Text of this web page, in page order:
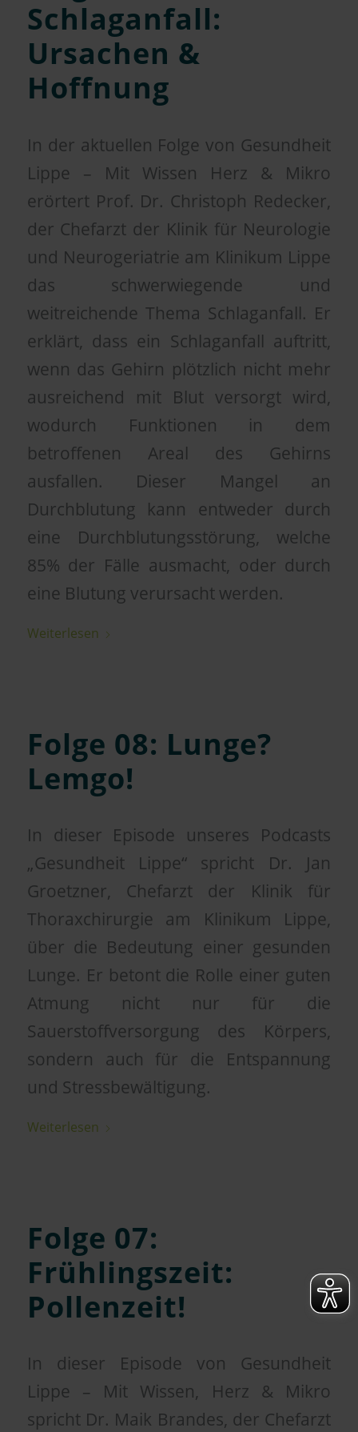
Schlaganfall:
Ursachen &
Hoffnung
In der aktuellen Folge von Gesundheit
Lippe – Mit Wissen Herz & Mikro
erörtert Prof. Dr. Christoph Redecker,
der Chefarzt der Klinik für Neurologie
und Neurogeriatrie am Klinikum Lippe
das schwerwiegende und
weitreichende Thema Schlaganfall. Er
erklärt, dass ein Schlaganfall auftritt,
wenn das Gehirn plötzlich nicht mehr
ausreichend mit Blut versorgt wird,
wodurch Funktionen in dem
betroffenen Areal des Gehirns
ausfallen. Dieser Mangel an
Durchblutung kann entweder durch
eine Durchblutungsstörung, welche
85% der Fälle ausmacht, oder durch
eine Blutung verursacht werden.
Weiterlesen
Folge 08: Lunge?
Lemgo!
In dieser Episode unseres Podcasts
„Gesundheit Lippe“ spricht Dr. Jan
Groetzner, Chefarzt der Klinik für
Thoraxchirurgie am Klinikum Lippe,
über die Bedeutung einer gesunden
Lunge. Er betont die Rolle einer guten
Atmung nicht nur für die
Sauerstoffversorgung des Körpers,
sondern auch für die Entspannung
und Stressbewältigung.
Weiterlesen
Folge 07:
Frühlingszeit:
Pollenzeit!
In dieser Episode von Gesundheit
Lippe – Mit Wissen, Herz & Mikro
spricht Dr. Maik Brandes, der Chefarzt